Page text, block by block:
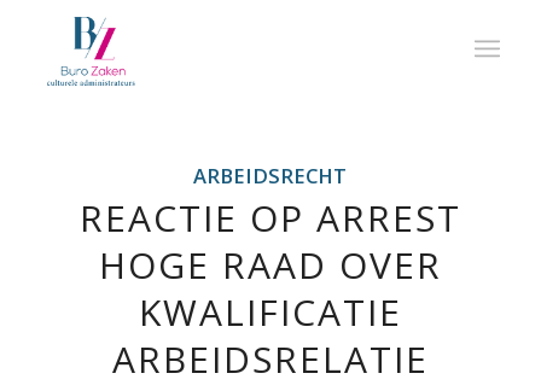
ARBEIDSRECHT
REACTIE OP ARREST
HOGE RAAD OVER
KWALIFICATIE
ARBEIDSRELATIE